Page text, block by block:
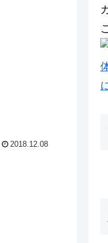
2018.12.08